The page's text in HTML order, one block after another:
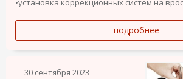
•установка коррекционных систем на
подробнее
30 сентября 2023